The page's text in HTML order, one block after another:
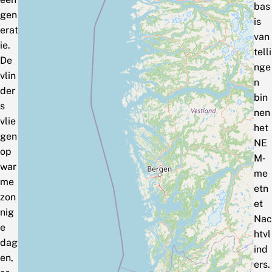
gen
erat
ie.
De
vlin
der
s
vlie
gen
op
war
me
zon
nig
e
dag
en,
bas
is
van
telli
nge
n
bin
nen
het
NE
M‑
me
etn
et
Nac
htvl
ind
ers.